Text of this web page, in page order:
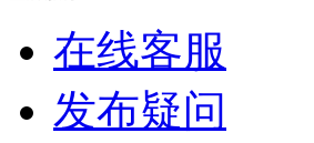
在线客服
发布疑问